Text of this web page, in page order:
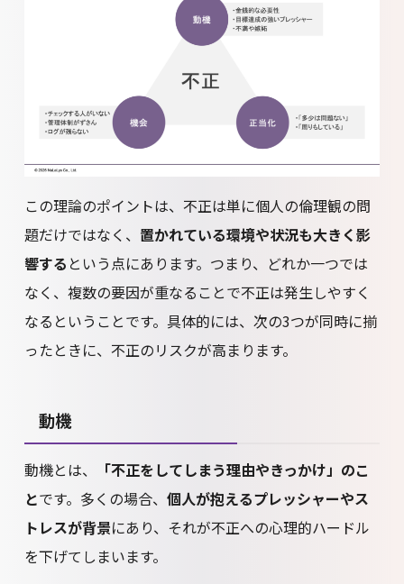
この理論のポイントは、不正は単に個人の倫理観の問
題だけではなく、 置かれている環境や状況も大きく影
響する という点にあります。つまり、どれか一つでは
なく、複数の要因が重なることで不正は発生しやすく
なるということです。具体的には、次の3つが同時に揃
ったときに、不正のリスクが高まります。
動機
動機とは、
「不正をしてしまう理由やきっかけ」のこ
とです。多くの場合、 個人が抱えるプレッシャーやス
トレスが背景にあり、それが不正への心理的ハードル
を下げてしまいます。